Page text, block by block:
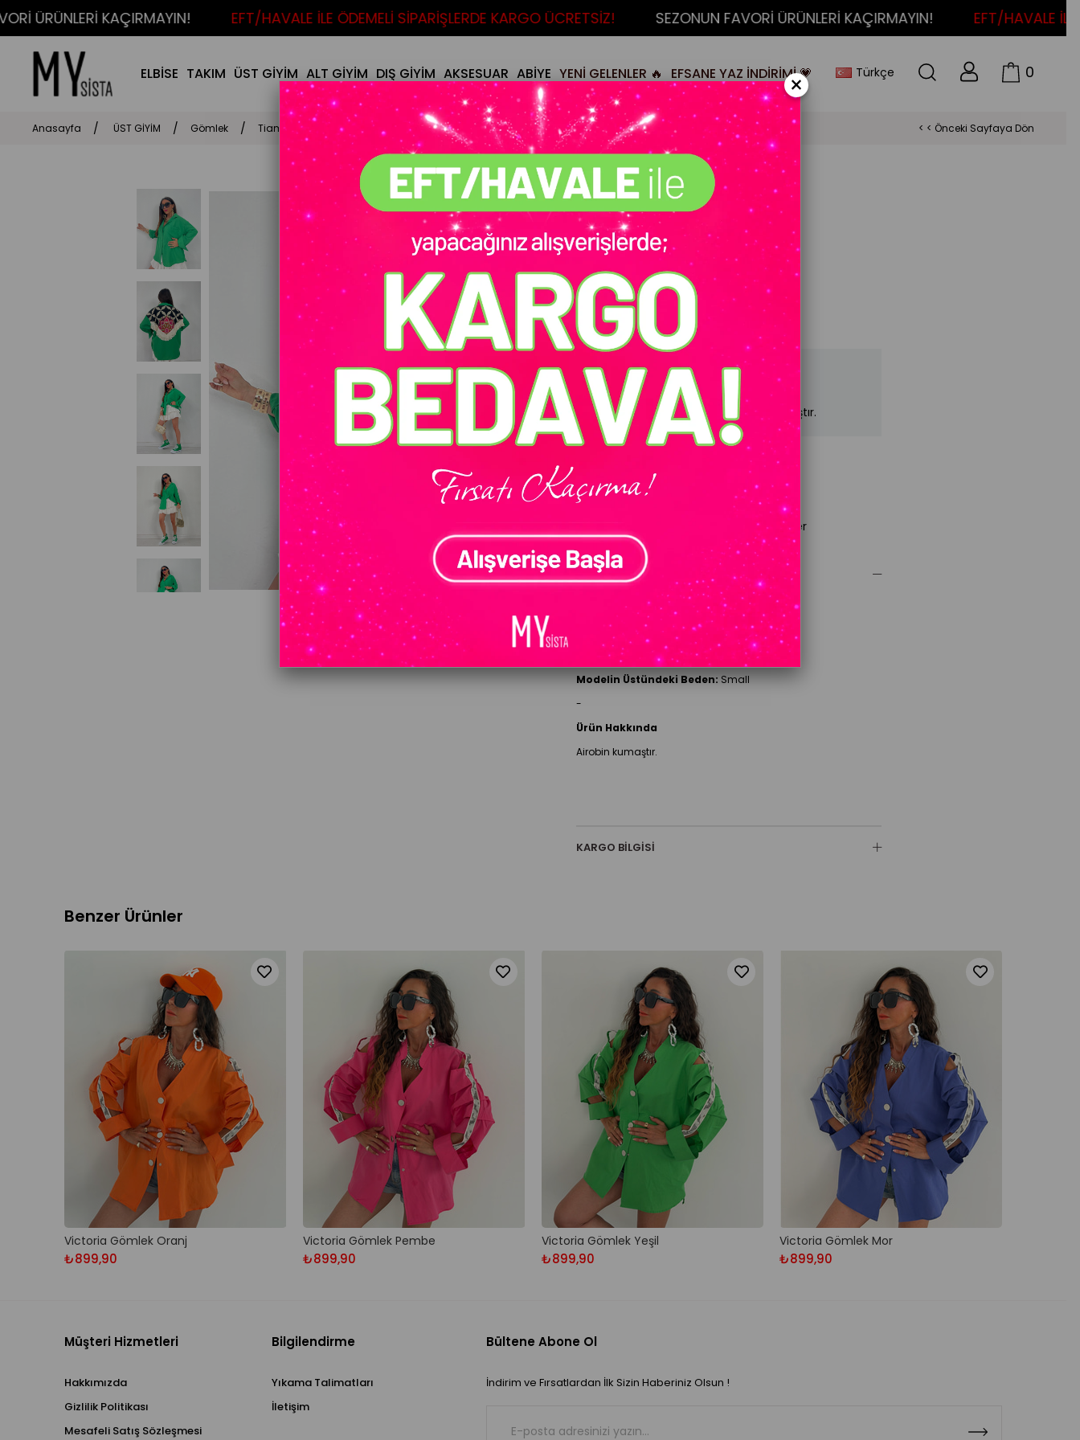
ÜRÜNLERİ KAÇIRMAYIN! EFT/HAVALE İLE ÖDEMELİ SİPARİŞLERDE KARGO ÜCRETSİZ! SEZONUN FAVORİ ÜRÜNLERİ KAÇIRMAYIN! EFT/HAVALE İLE
0
Türkçe
ELBİSE TAKIM ÜST GİYİM ALT GİYİM DIŞ GİYİM AKSESUAR ABİYE YENİ GELENLER 🔥 EFSANE YAZ İNDİRİMİ 💗
Anasayfa ÜST GİYİM Gömlek Tiamo Ceket Gömlek Yeşil < < Önceki Sayfaya Dön
Stok Kodu (MY4070006474)
Tükendi :(
Tiamo Ceket Gömlek Yeşil
İndirim Oranı %33 İndirim
₺299,90
Ürün stoklarımızda kalmamıştır.
Standart Beden
Gelince Haber Ver
ÜRÜN ÖZELLIKLERI
Model Bilgileri
Modelin Ölçüleri:1.67 cm x 50 kg
Modelin Üstündeki Beden: Small
-
Ürün Hakkında
Airobin kumaştır.
KARGO BILGISI
Benzer Ürünler
Victoria Gömlek Oranj
₺899,90
Victoria Gömlek Pembe
₺899,90
Victoria Gömlek Yeşil
₺899,90
Victoria Gömlek Mor
₺899,90
Müşteri Hizmetleri
Hakkımızda
Gizlilik Politikası
Mesafeli Satış Sözleşmesi
Bilgilendirme
Yıkama Talimatları
İletişim
Bültene Abone Ol
İndirim ve Fırsatlardan İlk Sizin Haberiniz Olsun !
×